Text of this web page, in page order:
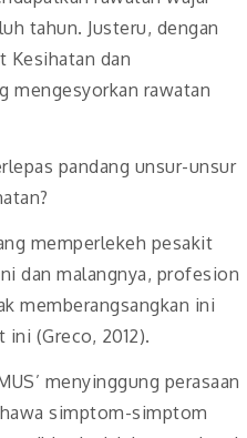
tahun. Justeru, dengan
Kesihatan dan
mengesyorkan rawatan
pandang unsur-unsur
memperlekeh pesakit
dan malangnya, profesion
memberangsangkan ini
(Greco, 2012).
menyinggung perasaan
simptom-simptom